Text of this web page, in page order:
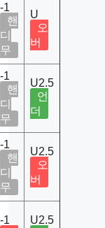
-1
핸
디
무
U
오
버
-1
핸
디
무
U2.5
언
더
-1
핸
디
무
U2.5
오
버
-1
U2.5